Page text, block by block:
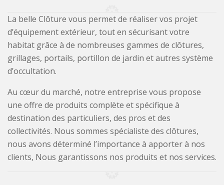
La belle Clôture vous permet de réaliser vos projet
d’équipement extérieur, tout en sécurisant votre
habitat grâce à de nombreuses gammes de clôtures,
grillages, portails, portillon de jardin et autres système
d’occultation.
Au cœur du marché, notre entreprise vous propose
une offre de produits complète et spécifique à
destination des particuliers, des pros et des
collectivités. Nous sommes spécialiste des clôtures,
nous avons déterminé l’importance à apporter à nos
clients, Nous garantissons nos produits et nos services.